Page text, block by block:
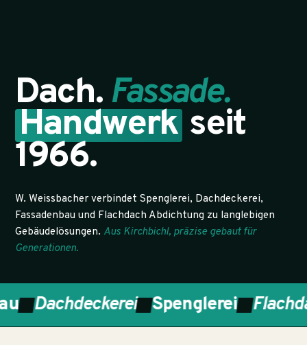
Dach. Fassade.
Handwerkseit
1966.
W. Weissbacher verbindet Spenglerei, Dachdeckerei,
Fassadenbau und Flachdach Abdichtung zu langlebigen
Gebäudelösungen. Aus Kirchbichl, präzise gebaut für
Generationen.
Dachdeckerei Spenglerei